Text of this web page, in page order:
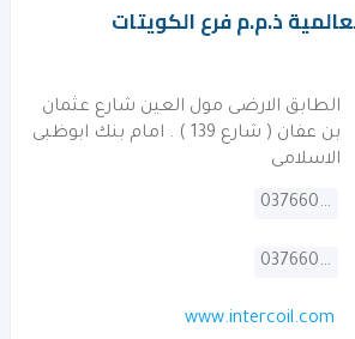
ذ.م.م فرع الكويتات
الطابق الارضى مول العين شارع عثمان
بن عفان ( شارع 139 ) . امام بنك ابوظبى
الاسلامى
037660206
037660207
www.intercoil.com